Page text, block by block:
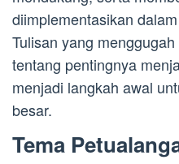
diimplementasikan
Tulisan yang
tentang pentingnya
menjadi langkah awal
besar.
Tema